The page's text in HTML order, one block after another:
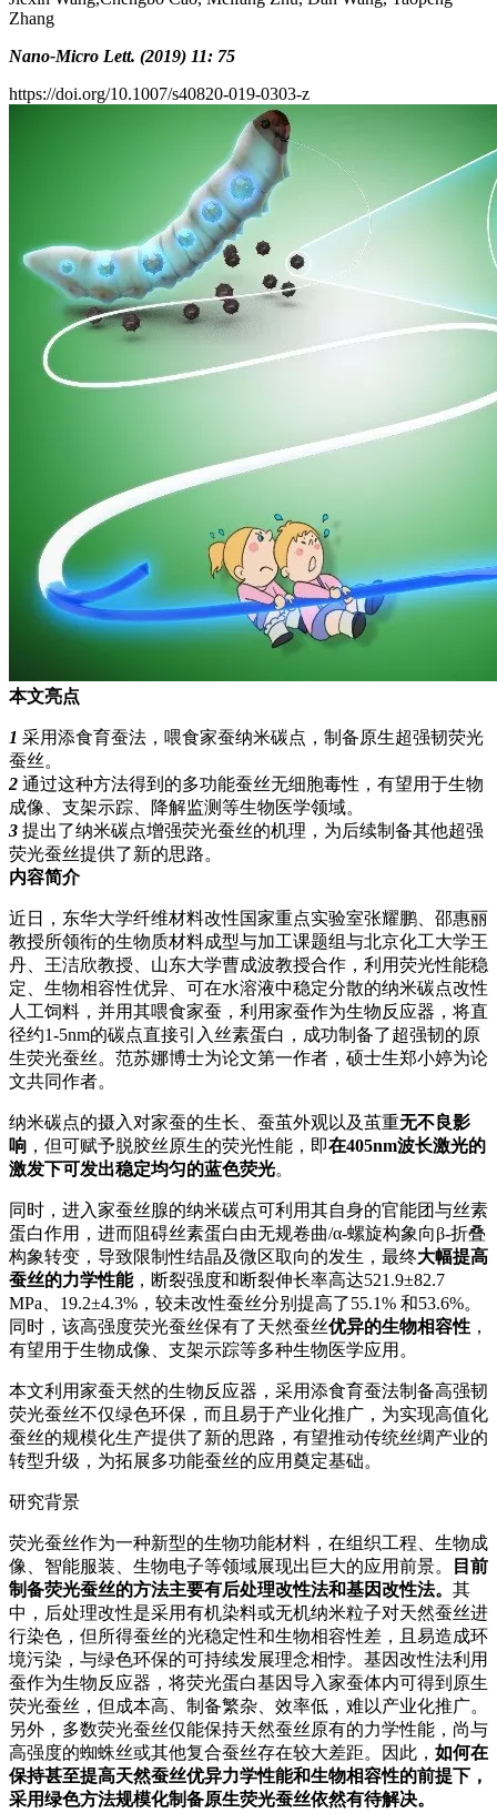
Zhang
Nano-Micro Lett. (2019) 11: 75
https://doi.org/10.1007/s40820-019-0303-z
本文亮点
1 采用添食育蚕法，喂食家蚕纳米碳点，制备原生超强韧荧光
蚕丝。
2 通过这种方法得到的多功能蚕丝无细胞毒性，有望用于生物
成像、支架示踪、降解监测等生物医学领域。
3 提出了纳米碳点增强荧光蚕丝的机理，为后续制备其他超强
荧光蚕丝提供了新的思路。
内容简介
近日，东华大学纤维材料改性国家重点实验室张耀鹏、邵惠丽
教授所领衔的生物质材料成型与加工课题组与北京化工大学王
丹、王洁欣教授、山东大学曹成波教授合作，利用荧光性能稳
定、生物相容性优异、可在水溶液中稳定分散的纳米碳点改性
人工饲料，并用其喂食家蚕，利用家蚕作为生物反应器，将直
径约1-5nm的碳点直接引入丝素蛋白，成功制备了超强韧的原
生荧光蚕丝。范苏娜博士为论文第一作者，硕士生郑小婷为论
文共同作者。
纳米碳点的摄入对家蚕的生长、蚕茧外观以及茧重无不良影
响 ，但可赋予脱胶丝原生的荧光性能，即在405nm波长激光的
激发下可发出稳定均匀的蓝色荧光。
同时，进入家蚕丝腺的纳米碳点可利用其自身的官能团与丝素
蛋白作用，进而阻碍丝素蛋白由无规卷曲/α-螺旋构象向β-折叠
构象转变，导致限制性结晶及微区取向的发生，最终大幅提高
蚕丝的力学性能，断裂强度和断裂伸长率高达521.9±82.7
MPa、19.2±4.3%，较未改性蚕丝分别提高了55.1% 和53.6%。
同时，该高强度荧光蚕丝保有了天然蚕丝优异的生物相容性 ，
有望用于生物成像、支架示踪等多种生物医学应用。
本文利用家蚕天然的生物反应器，采用添食育蚕法制备高强韧
荧光蚕丝不仅绿色环保，而且易于产业化推广，为实现高值化
蚕丝的规模化生产提供了新的思路，有望推动传统丝绸产业的
转型升级，为拓展多功能蚕丝的应用奠定基础。
研究背景
荧光蚕丝作为一种新型的生物功能材料，在组织工程、生物成
像、智能服装、生物电子等领域展现出巨大的应用前景。
目前
制备荧光蚕丝的方法主要有后处理改性法和基因改性法。 其
中，后处理改性是采用有机染料或无机纳米粒子对天然蚕丝进
行染色，但所得蚕丝的光稳定性和生物相容性差，且易造成环
境污染，与绿色环保的可持续发展理念相悖。基因改性法利用
蚕作为生物反应器，将荧光蛋白基因导入家蚕体内可得到原生
荧光蚕丝，但成本高、制备繁杂、效率低，难以产业化推广。
另外，多数荧光蚕丝仅能保持天然蚕丝原有的力学性能，尚与
高强度的蜘蛛丝或其他复合蚕丝存在较大差距。因此， 如何在
保持甚至提高天然蚕丝优异力学性能和生物相容性的前提下，
采用绿色方法规模化制备原生荧光蚕丝依然有待解决。